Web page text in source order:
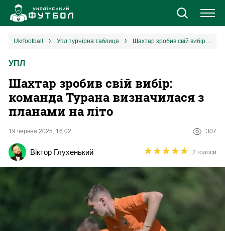
Новини
Єврокубки
УПЛ
2 ліга
Різне
Букмекери
ukrfootball упл турнірна таблиця Шахтар зробив свій вибір: команда Турана визначилася з планами на літо
УПЛ
Шахтар зробив свій вибір:
команда Турана визначилася з
планами на літо
19 червня 2025, 16:02 307
Віктор Глухенький ★★★★★
★★★★★ 2 голоси